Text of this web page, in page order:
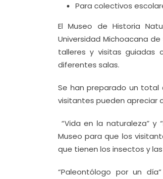
Para colectivos
El Museo de Historia
Universidad Michoacana
talleres y visitas guiadas
diferentes salas.
Se han preparado un total
visitantes pueden apreciar
“Vida en la naturaleza”
Museo para que los
que tienen los insectos y
“Paleontólogo por un